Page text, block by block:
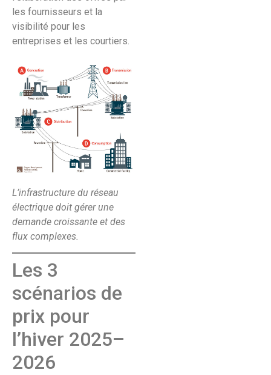
les fournisseurs et la
visibilité pour les
entreprises et les courtiers.
L’infrastructure du réseau
électrique doit gérer une
demande croissante et des
flux complexes.
Les 3
scénarios de
prix pour
l’hiver 2025–
2026